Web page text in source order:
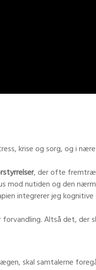
krise og sorg, og i
, der ofte
nutiden og den
integrerer jeg
Altså det, der
skal samtalerne